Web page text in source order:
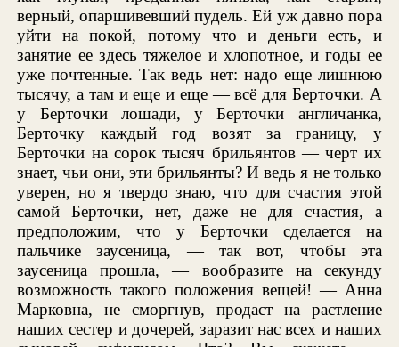
верный, опаршивевший пудель. Ей уж давно пора
уйти на покой, потому что и деньги есть, и
занятие ее здесь тяжелое и хлопотное, и годы ее
уже почтенные. Так ведь нет: надо еще лишнюю
тысячу, а там и еще и еще — всё для Берточки. А
у Берточки лошади, у Берточки англичанка,
Берточку каждый год возят за границу, у
Берточки на сорок тысяч брильянтов — черт их
знает, чьи они, эти брильянты? И ведь я не только
уверен, но я твердо знаю, что для счастия этой
самой Берточки, нет, даже не для счастия, а
предположим, что у Берточки сделается на
пальчике заусеница, — так вот, чтобы эта
заусеница прошла, — вообразите на секунду
возможность такого положения вещей! — Анна
Марковна, не сморгнув, продаст на растление
наших сестер и дочерей, заразит нас всех и наших